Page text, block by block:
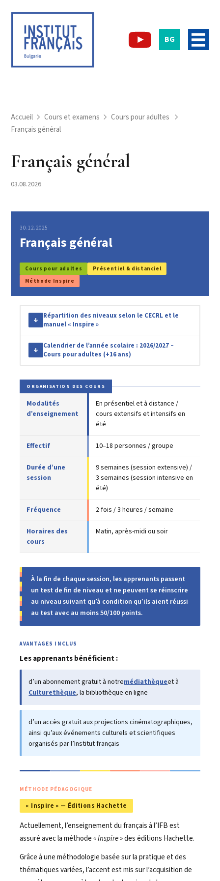
BG
Accueil Cours et examens
Cours pour adultes
Français général
Français général
03.08.2026
30.12.2025
Français général
Cours pour adultes
Présentiel & distanciel
Méthode Inspire
↓
Répartition des niveaux selon le CECRL et le
manuel « Inspire »
↓
Calendrier de l’année scolaire : 2026/2027 –
Cours pour adultes (+16 ans)
ORGANISATION DES COURS
Modalités
d’enseignement
En présentiel et à distance /
cours extensifs et intensifs en
été
Effectif 10–18 personnes / groupe
Durée d’une
session
9 semaines (session extensive) /
3 semaines (session intensive en
été)
Fréquence 2 fois / 3 heures / semaine
Horaires des
cours
Matin, après-midi ou soir
À la fin de chaque session, les apprenants passent
un test de fin de niveau et ne peuvent se réinscrire
au niveau suivant qu’à condition qu’ils aient réussi
au test avec au moins 50/100 points.
AVANTAGES INCLUS
Les apprenants bénéficient :
d’un abonnement gratuit à notremédiathèqueet à
Culturethèque, la bibliothèque en ligne
d’un accès gratuit aux projections cinématographiques,
ainsi qu’aux événements culturels et scientifiques
organisés par l’Institut français
MÉTHODE PÉDAGOGIQUE
« Inspire » — Éditions Hachette
Actuellement, l’enseignement du français à l’IFB est
assuré avec la méthode« Inspire »des éditions Hachette.
Grâce à une méthodologie basée sur la pratique et des
thématiques variées, l’accent est mis sur l’acquisition de